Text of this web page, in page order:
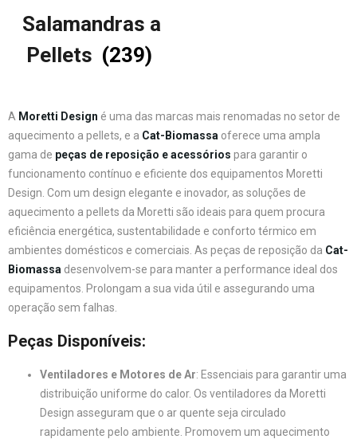
Salamandras a
Pellets (239)
A Moretti Design é uma das marcas mais renomadas no setor de
aquecimento a pellets, e a Cat-Biomassa oferece uma ampla
gama de peças de reposição e acessórios para garantir o
funcionamento contínuo e eficiente dos equipamentos Moretti
Design. Com um design elegante e inovador, as soluções de
aquecimento a pellets da Moretti são ideais para quem procura
eficiência energética, sustentabilidade e conforto térmico em
ambientes domésticos e comerciais. As peças de reposição da Cat-
Biomassa desenvolvem-se para manter a performance ideal dos
equipamentos. Prolongam a sua vida útil e assegurando uma
operação sem falhas.
Peças Disponíveis:
Ventiladores e Motores de Ar: Essenciais para garantir uma
distribuição uniforme do calor. Os ventiladores da Moretti
Design asseguram que o ar quente seja circulado
rapidamente pelo ambiente. Promovem um aquecimento